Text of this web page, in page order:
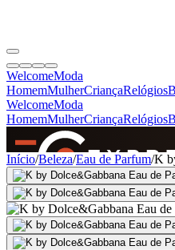
WelcomeModa
HomemMulherCriançaRelógios
WelcomeModa
HomemMulherCriançaRelógios
SINCE 2005
+de 36.000 reviews
Início/Beleza/Eau de Parfum/K